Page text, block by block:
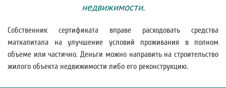
недвижимости.
Собственник сертификата вправе расходовать средства
маткапитала на улучшение условий проживания в полном
объеме или частично. Деньги можно направить на строительство
жилого объекта недвижимости либо его реконструкцию.